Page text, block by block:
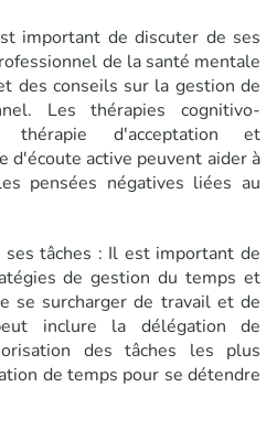
de discuter de ses
de la santé mentale
des conseils sur la gestion de
Les thérapies cognitivo-
thérapie d'acceptation et
d'écoute active peuvent aider à
pensées négatives liées au
tâches : Il est important de
de gestion du temps et
se surcharger de travail et de
inclure la délégation de
des tâches les plus
de temps pour se détendre